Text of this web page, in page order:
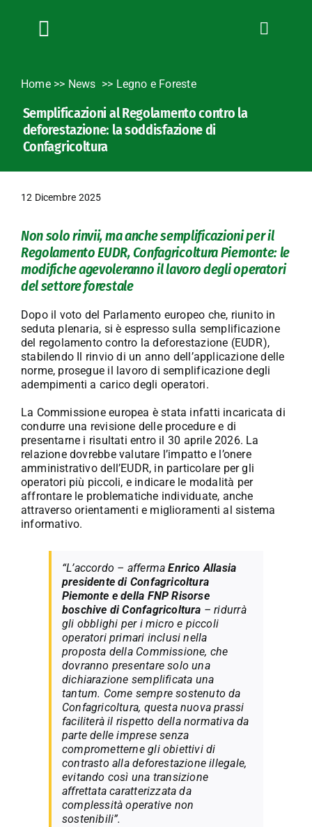
Toggle
News
Bandi
Convenzioni
Fotogallery
Lavora con noi
Contatti
Home>> News Legno e Foreste
Semplificazioni al Regolamento contro la
deforestazione: la soddisfazione di
Confagricoltura
12 Dicembre 2025
Non solo rinvii, ma anche semplificazioni per il
Regolamento EUDR, Confagricoltura Piemonte: le
modifiche agevoleranno il lavoro degli operatori
del settore forestale
Dopo il voto del Parlamento europeo che, riunito in
seduta plenaria, si è espresso sulla semplificazione
del regolamento contro la deforestazione (EUDR),
stabilendo Il rinvio di un anno dell’applicazione delle
norme, prosegue il lavoro di semplificazione degli
adempimenti a carico degli operatori.
La Commissione europea è stata infatti incaricata di
condurre una revisione delle procedure e di
presentarne i risultati entro il 30 aprile 2026. La
relazione dovrebbe valutare l’impatto e l’onere
amministrativo dell’EUDR, in particolare per gli
operatori più piccoli, e indicare le modalità per
affrontare le problematiche individuate, anche
attraverso orientamenti e miglioramenti al sistema
informativo.
“L’accordo – affermaEnrico Allasia
presidente di Confagricoltura
Piemonte e della FNP Risorse
boschive di Confagricoltura – ridurrà
gli obblighi per i micro e piccoli
operatori primari inclusi nella
proposta della Commissione, che
dovranno presentare solo una
dichiarazione semplificata una
tantum. Come sempre sostenuto da
Confagricoltura, questa nuova prassi
faciliterà il rispetto della normativa da
parte delle imprese senza
comprometterne gli obiettivi di
contrasto alla deforestazione illegale,
evitando così una transizione
affrettata caratterizzata da
complessità operative non
sostenibili”.